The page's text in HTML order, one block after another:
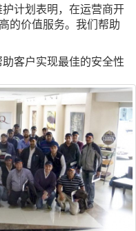
计划表明，在运营商开
的价值服务。我们帮助
客户实现最佳的安全性